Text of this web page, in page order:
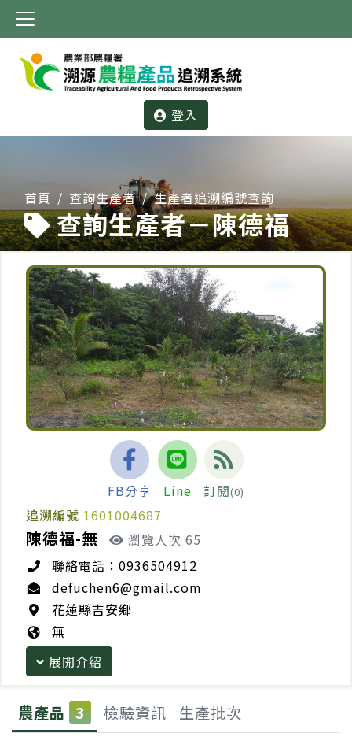
登入
首頁 查詢生產者 生產者追溯編號查詢
查詢生產者－陳德福
FB分享 Line 訂閱(0)
追溯編號 1601004687
陳德福-無
瀏覽人次 65
聯絡電話：0936504912
defuchen6@gmail.com
花蓮縣吉安鄉
無
展開介紹
農產品 3 檢驗資訊 生產批次